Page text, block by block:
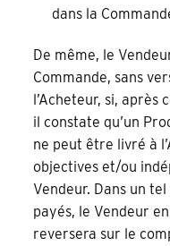
dans la
De même, le
Commande, sans
l’Acheteur, si, après
il constate qu’un
ne peut être livré à
objectives et/ou
Vendeur. Dans un
payés, le Vendeur
reversera sur le